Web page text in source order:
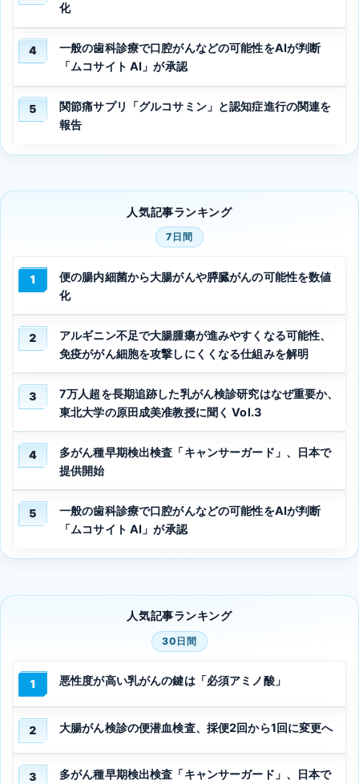
化
4
一般の歯科診療で口腔がんなどの可能性をAIが判断
「ムコサイト AI」が承認
5
関節痛サプリ「グルコサミン」と認知症進行の関連を
報告
人気記事ランキング
7日間
1
便の腸内細菌から大腸がんや膵臓がんの可能性を数値
化
2
アルギニン不足で大腸腫瘍が進みやすくなる可能性、
免疫ががん細胞を攻撃しにくくなる仕組みを解明
3
7万人超を長期追跡した乳がん検診研究はなぜ重要か、
東北大学の原田成美准教授に聞く Vol.3
4
多がん種早期検出検査「キャンサーガード」、日本で
提供開始
5
一般の歯科診療で口腔がんなどの可能性をAIが判断
「ムコサイト AI」が承認
人気記事ランキング
30日間
1 悪性度が高い乳がんの鍵は「必須アミノ酸」
2 大腸がん検診の便潜血検査、採便2回から1回に変更へ
3
多がん種早期検出検査「キャンサーガード」、日本で